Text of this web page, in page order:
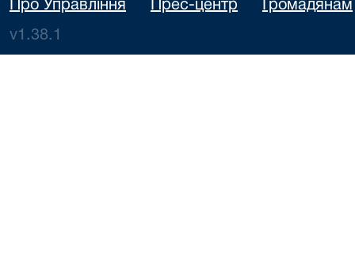
Про Управління Прес-центр Громадянам
v1.38.1